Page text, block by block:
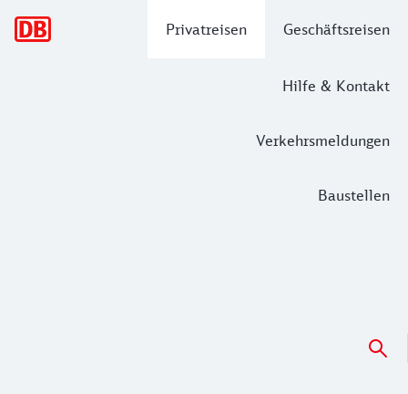
Privatreisen Geschäftsreisen
Hilfe & Kontakt
Verkehrsmeldungen
Baustellen